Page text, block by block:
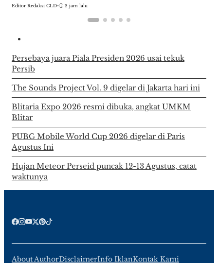
Editor Redaksi CLD• 2 jam lalu
Persebaya juara Piala Presiden 2026 usai tekuk
Persib
The Sounds Project Vol. 9 digelar di Jakarta hari ini
Blitaria Expo 2026 resmi dibuka, angkat UMKM
Blitar
PUBG Mobile World Cup 2026 digelar di Paris
Agustus Ini
Hujan Meteor Perseid puncak 12-13 Agustus, catat
waktunya
About AuthorDisclaimerInfo IklanKontak Kami